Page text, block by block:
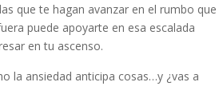
que te hagan avanzar en el rumbo que
puede apoyarte en esa escalada
en tu ascenso.
la ansiedad anticipa cosas…y ¿vas a